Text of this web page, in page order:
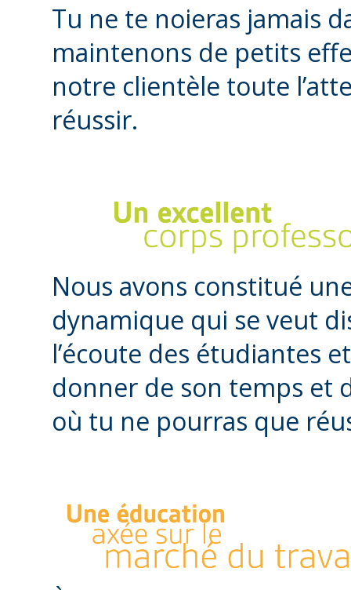
Tu ne te noieras jamais
maintenons de petits
notre clientèle toute
réussir.
Nous avons constitué
dynamique qui se veut
l’écoute des étudiantes
donner de son temps et
où tu ne pourras que